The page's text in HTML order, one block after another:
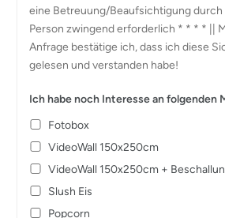
eine Betreuung/Beaufsichtigung durch
Person zwingend erforderlich * * * * ||
Anfrage bestätige ich, dass ich diese
gelesen und verstanden habe!
Ich habe noch Interesse an folgenden
Fotobox
VideoWall 150x250cm
VideoWall 150x250cm +
Slush Eis
Popcorn